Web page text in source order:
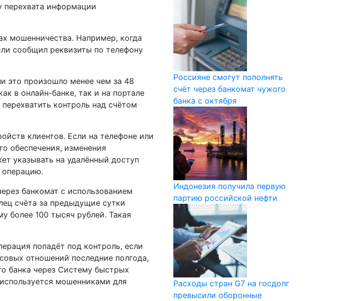
информации
мошенничества. Например, когда
сообщил реквизиты по телефону
это произошло менее чем за 48
в онлайн-банке, так и на портале
контроль над счётом
клиентов. Если на телефоне или
обеспечения, изменения
указывать на удалённый доступ
операцию.
банкомат с использованием
счёта за предыдущие сутки
более 100 тысяч рублей. Такая
попадёт под контроль, если
отношений последние полгода,
банка через Систему быстрых
мошенниками для
Россияне смогут пополнять
счёт через банкомат чужого
банка с октября
Индонезия получила первую
партию российской нефти
Расходы стран G7 на госдолг
превысили оборонные